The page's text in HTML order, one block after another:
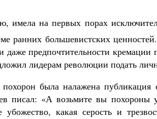
имела на первых порах
ранних большевистских
предпочтительности кремации
лидерам революции подать
была налажена публикация
писал: «А возьмите вы похороны
какая серость и